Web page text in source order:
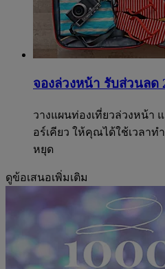
จองล่วงหน้า รับส่วนลด
วางแผนท่องเที่ยวล่วงหน้า
อร์เคียว ให้คุณได้ใช้เวลา
หยุด
ดูข้อเสนอเพิ่มเติม